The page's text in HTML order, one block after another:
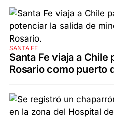
SANTA FE
Santa Fe viaja a Chile
Rosario como puerto